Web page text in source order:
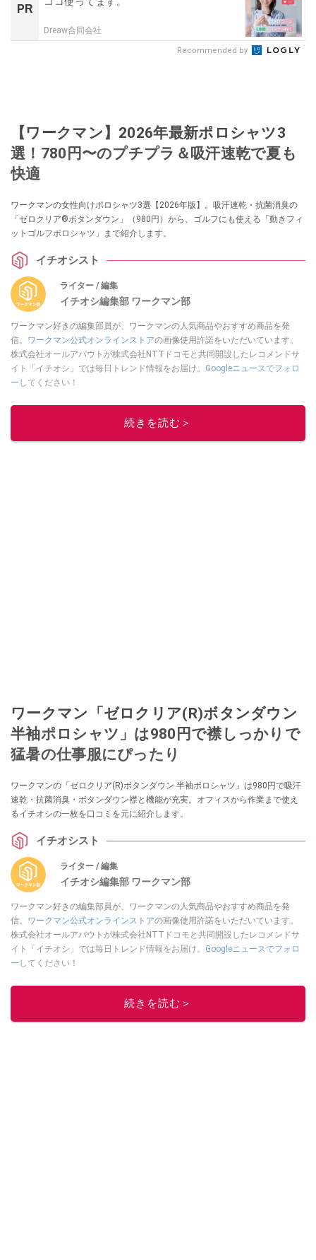
PR
Dreaw合同会社
Recommended by
【ワークマン】2026年最新ポロシャツ3
選！780円〜のプチプラ＆吸汗速乾で夏も
快適
ワークマンの女性向けポロシャツ3選【2026年版】。吸汗速乾・抗菌消臭の
「ゼロクリア®ボタンダウン」（980円）から、ゴルフにも使える「動きフィ
ットゴルフポロシャツ」まで紹介します。
イチオシスト
ライター / 編集
イチオシ編集部 ワークマン部
ワークマン好きの編集部員が、ワークマンの人気商品やおすすめ商品を発
信。 ワークマン公式オンラインストアの画像使用許諾をいただいています。
株式会社オールアバウトが株式会社NTTドコモと共同開設したレコメンドサ
イト「イチオシ」では毎日トレンド情報をお届け。 Googleニュースでフォロ
ー してください！
このイチオシストの他の記事を読む
続きを読む＞
ワークマン「ゼロクリア(R)ボタンダウン
半袖ポロシャツ」は980円で襟しっかりで
猛暑の仕事服にぴったり
ワークマンの「ゼロクリア(R)ボタンダウン 半袖ポロシャツ」は980円で吸汗
速乾・抗菌消臭・ボタンダウン襟と機能が充実。オフィスから作業まで使え
るイチオシの一枚を口コミを元に紹介します。
イチオシスト
ライター / 編集
イチオシ編集部 ワークマン部
ワークマン好きの編集部員が、ワークマンの人気商品やおすすめ商品を発
信。 ワークマン公式オンラインストアの画像使用許諾をいただいています。
株式会社オールアバウトが株式会社NTTドコモと共同開設したレコメンドサ
イト「イチオシ」では毎日トレンド情報をお届け。 Googleニュースでフォロ
ー してください！
このイチオシストの他の記事を読む
続きを読む＞